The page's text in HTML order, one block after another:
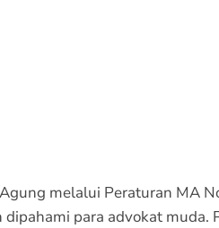
melalui Peraturan MA
para advokat muda.